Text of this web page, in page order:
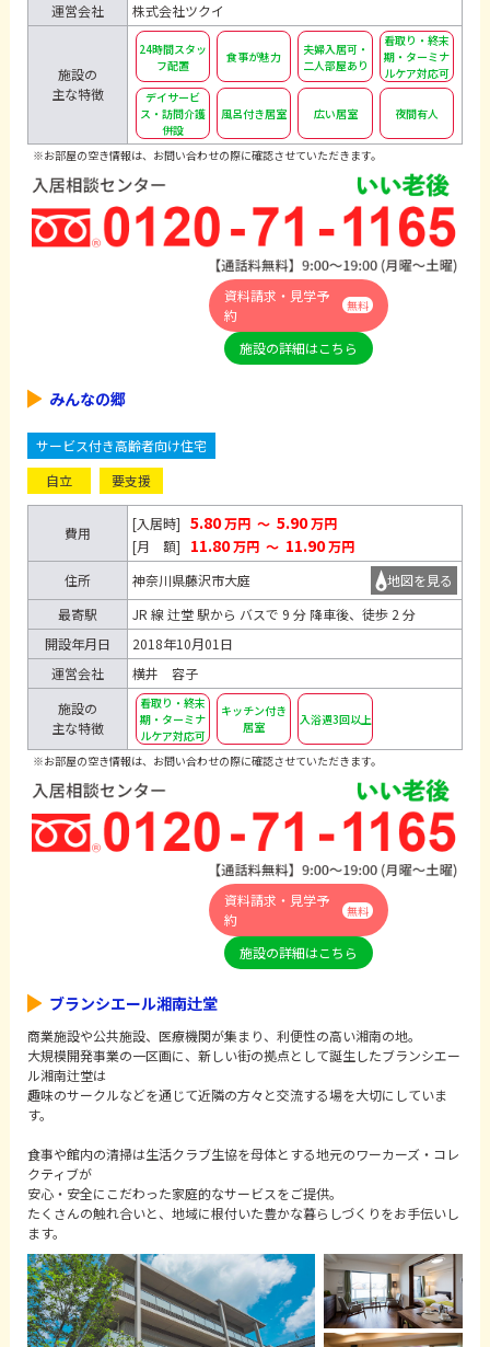
運営会社
株式会社ツクイ
施設の
主な特徴
24時間スタッ
フ配置
食事が魅力
夫婦入居可・
二人部屋あり
看取り・終末
期・ターミナ
ルケア対応可
デイサービ
ス・訪問介護
併設
風呂付き居室 広い居室 夜間有人
※お部屋の空き情報は、お問い合わせの際に確認させていただきます。
資料請求・見学予
約
無料
施設の詳細はこちら
みんなの郷
サービス付き高齢者向け住宅
自立
要支援
費用
[入居時] 5.80万円 ～ 5.90万円
[月 額]
11.80万円 ～ 11.90万円
住所
神奈川県藤沢市大庭
地図を見る
最寄駅
JR 線 辻堂 駅から バスで 9 分 降車後、徒歩 2 分
開設年月日
2018年10月01日
運営会社
横井 容子
施設の
主な特徴
看取り・終末
期・ターミナ
ルケア対応可
キッチン付き
居室
入浴週3回以上
※お部屋の空き情報は、お問い合わせの際に確認させていただきます。
資料請求・見学予
約
無料
施設の詳細はこちら
ブランシエール湘南辻堂
商業施設や公共施設、医療機関が集まり、利便性の高い湘南の地。
大規模開発事業の一区画に、新しい街の拠点として誕生したブランシエー
ル湘南辻堂は
趣味のサークルなどを通じて近隣の方々と交流する場を大切にしていま
す。
食事や館内の清掃は生活クラブ生協を母体とする地元のワーカーズ・コレ
クティブが
安心・安全にこだわった家庭的なサービスをご提供。
たくさんの触れ合いと、地域に根付いた豊かな暮らしづくりをお手伝いし
ます。